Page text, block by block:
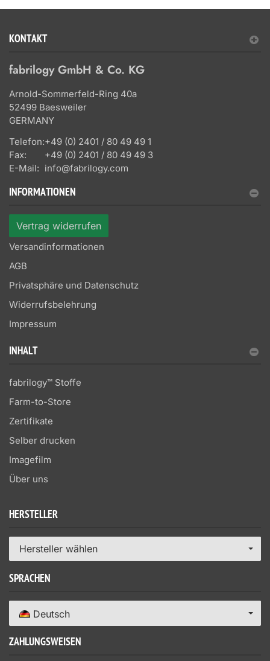
KONTAKT
fabrilogy GmbH & Co. KG
Arnold-Sommerfeld-Ring 40a
52499 Baesweiler
GERMANY
Telefon:+49 (0) 2401 / 80 49 49 1
Fax:
+49 (0) 2401 / 80 49 49 3
E-Mail: info@fabrilogy.com
INFORMATIONEN
Vertrag widerrufen
Versandinformationen
AGB
Privatsphäre und Datenschutz
Widerrufsbelehrung
Impressum
INHALT
fabrilogy™ Stoffe
Farm-to-Store
Zertifikate
Selber drucken
Imagefilm
Über uns
HERSTELLER
Hersteller wählen
SPRACHEN
Deutsch
ZAHLUNGSWEISEN